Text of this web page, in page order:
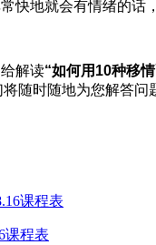
快地就会有情绪的
解读“如何用10种移
将随时随地为您解答
课程表